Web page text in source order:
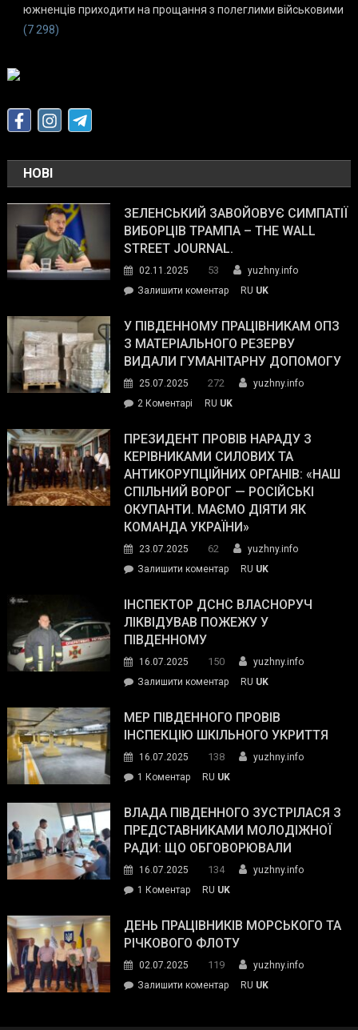
южненців приходити на прощання з полеглими військовими
(7 298)
НОВІ
ЗЕЛЕНСЬКИЙ ЗАВОЙОВУЄ СИМПАТІЇ
ВИБОРЦІВ ТРАМПА – THE WALL
STREET JOURNAL.
02.11.2025 53
yuzhny.info
Залишити коментарon
завойовує
симпатії
виборців
The
Street
Journal.
RU UK
У ПІВДЕННОМУ ПРАЦІВНИКАМ ОПЗ
З МАТЕРІАЛЬНОГО РЕЗЕРВУ
ВИДАЛИ ГУМАНІТАРНУ ДОПОМОГУ
25.07.2025 272
yuzhny.info
2 Коментарі
Південному
працівникам
ОПЗ
з
матеріального
резерву
гуманітарну
допомогу
RU UK
ПРЕЗИДЕНТ ПРОВІВ НАРАДУ З
КЕРІВНИКАМИ СИЛОВИХ ТА
АНТИКОРУПЦІЙНИХ ОРГАНІВ: «НАШ
СПІЛЬНИЙ ВОРОГ — РОСІЙСЬКІ
ОКУПАНТИ. МАЄМО ДІЯТИ ЯК
КОМАНДА УКРАЇНИ»
23.07.2025 62
yuzhny.info
Залишити коментарon
провів
нараду
силових
та
органів:
«Наш
спільний
окупанти.
Маємо
діяти
команда
RU UK
ІНСПЕКТОР ДСНС ВЛАСНОРУЧ
ЛІКВІДУВАВ ПОЖЕЖУ У
ПІВДЕННОМУ
16.07.2025 150
yuzhny.info
Залишити коментарon
ДСНС
власноруч
пожежу
у
RU UK
МЕР ПІВДЕННОГО ПРОВІВ
ІНСПЕКЦІЮ ШКІЛЬНОГО УКРИТТЯ
16.07.2025 138
yuzhny.info
1 Коментардо
Південного
провів
інспекцію
укриття
RU UK
ВЛАДА ПІВДЕННОГО ЗУСТРІЛАСЯ З
ПРЕДСТАВНИКАМИ МОЛОДІЖНОЇ
РАДИ: ЩО ОБГОВОРЮВАЛИ
16.07.2025 134
yuzhny.info
1 Коментардо
Південного
зустрілася
представниками
молодіжної
RU UK
ДЕНЬ ПРАЦІВНИКІВ МОРСЬКОГО ТА
РІЧКОВОГО ФЛОТУ
02.07.2025 119
yuzhny.info
Залишити коментарon
RU UK